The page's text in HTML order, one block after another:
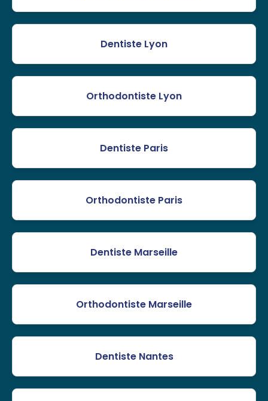
Dentiste Lyon
Orthodontiste Lyon
Dentiste Paris
Orthodontiste Paris
Dentiste Marseille
Orthodontiste Marseille
Dentiste Nantes